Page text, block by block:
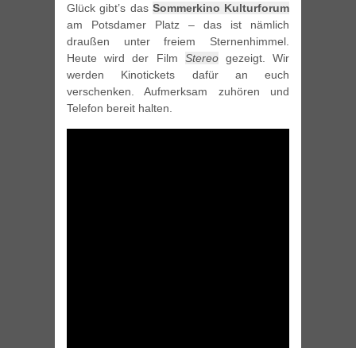
Glück gibt’s das Sommerkino Kulturforum
am Potsdamer Platz – das ist nämlich
draußen unter freiem Sternenhimmel.
Heute wird der Film Stereogezeigt. Wir
werden Kinotickets dafür an euch
verschenken. Aufmerksam zuhören und
Telefon bereit halten.